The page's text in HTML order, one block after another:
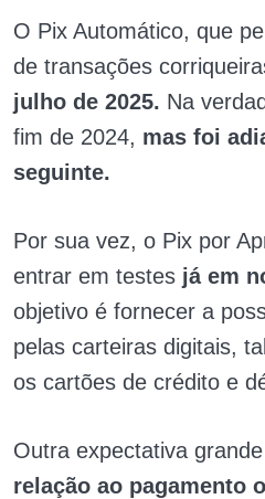
O Pix Automático, que
de transações
julho de 2025. Na
fim de 2024, mas foi
seguinte.
Por sua vez, o Pix por
entrar em testes já em
objetivo é fornecer a
pelas carteiras digitais,
os cartões de crédito e
Outra expectativa
relação ao pagamento